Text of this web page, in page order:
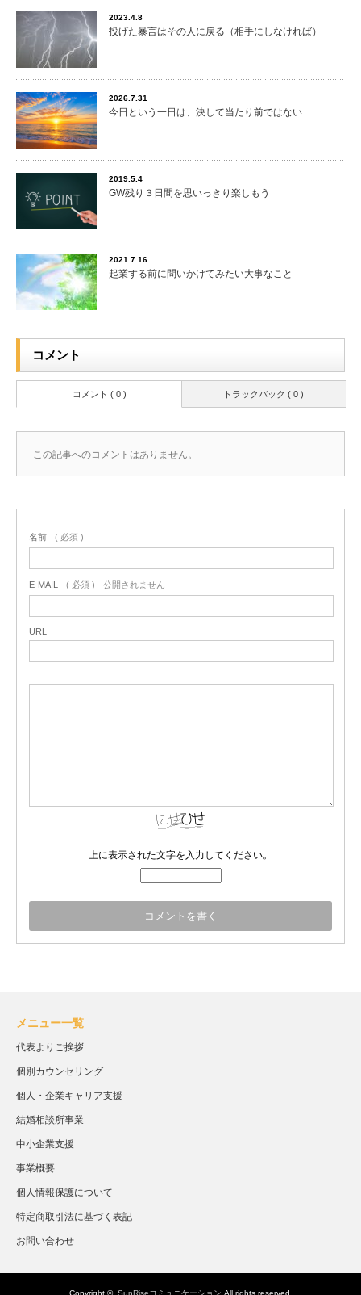
2023.4.8
投げた暴言はその人に戻る（相手にしなければ）
2026.7.31
今日という一日は、決して当たり前ではない
2019.5.4
GW残り３日間を思いっきり楽しもう
2021.7.16
起業する前に問いかけてみたい大事なこと
コメント
トラックバック ( 0 )
コメント ( 0 )
この記事へのコメントはありません。
名前 ( 必須 )
E-MAIL ( 必須 ) - 公開されません -
URL
上に表示された文字を入力してください。
メニュー一覧
代表よりご挨拶
個別カウンセリング
個人・企業キャリア支援
結婚相談所事業
中小企業支援
事業概要
個人情報保護について
特定商取引法に基づく表記
お問い合わせ
Copyright © SunRiseコミュニケーション All rights reserved.